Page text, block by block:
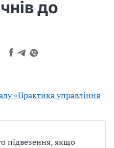
до
«Практика управління
підвезення, якщо